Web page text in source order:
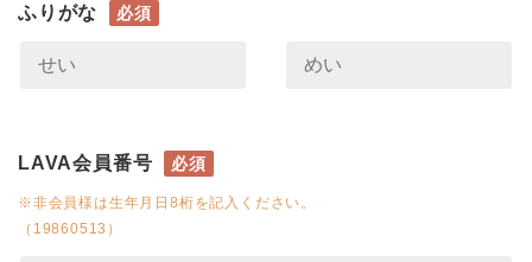
ふりがな 必須
LAVA会員番号 必須
※非会員様は生年月日8桁を記入ください。
（19860513）